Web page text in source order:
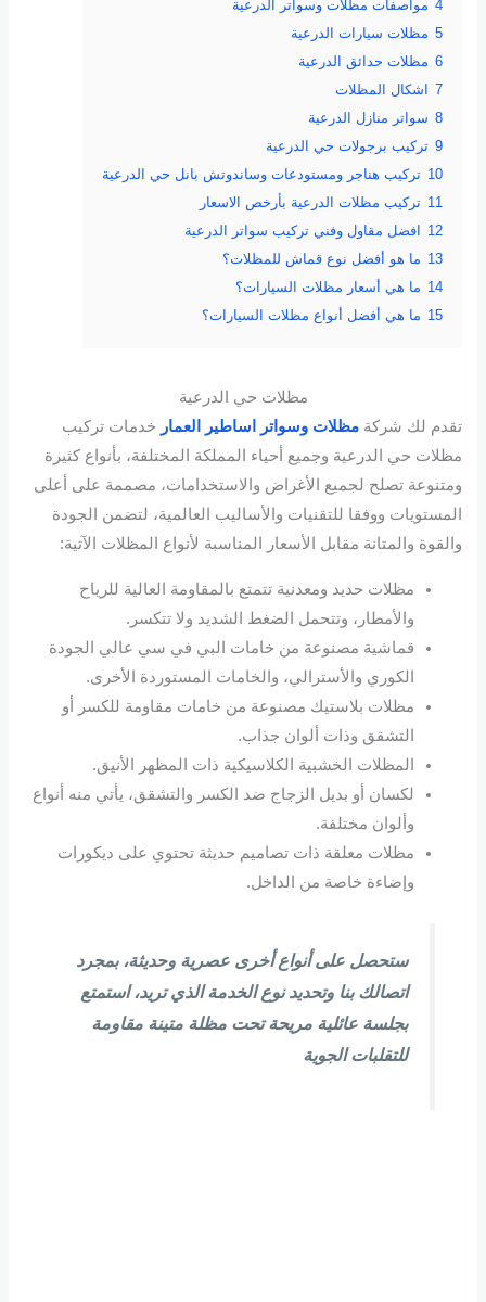
4 مواصفات مظلات وسواتر الدرعية
5 مظلات سيارات الدرعية
6 مظلات حدائق الدرعية
7
اشكال المظلات
8 سواتر منازل الدرعية
9 تركيب برجولات حي الدرعية
10 تركيب هناجر ومستودعات وساندوتش بانل حي الدرعية
11 تركيب مظلات الدرعية بأرخص الاسعار
12
افضل مقاول وفني تركيب سواتر الدرعية
13 ما هو أفضل نوع قماش للمظلات؟
14 ما هي أسعار مظلات السيارات؟
15 ما هي أفضل أنواع مظلات السيارات؟
مظلات حي الدرعية
تقدم لك شركةمظلات وسواتر اساطير العمار خدمات تركيب
مظلات حي الدرعية وجميع أحياء المملكة المختلفة، بأنواع كثيرة
ومتنوعة تصلح لجميع الأغراض والاستخدامات، مصممة على أعلى
المستويات ووفقا للتقنيات والأساليب العالمية، لتضمن الجودة
والقوة والمتانة مقابل الأسعار المناسبة لأنواع المظلات الآتية:
مظلات حديد ومعدنية تتمتع بالمقاومة العالية للرياح
والأمطار، وتتحمل الضغط الشديد ولا تتكسر.
قماشية مصنوعة من خامات البي في سي عالي الجودة
الكوري والأسترالي، والخامات المستوردة الأخرى.
مظلات بلاستيك مصنوعة من خامات مقاومة للكسر أو
التشقق وذات ألوان جذاب.
المظلات الخشبية الكلاسيكية ذات المظهر الأنيق.
لكسان أو بديل الزجاج ضد الكسر والتشقق، يأتي منه أنواع
وألوان مختلفة.
مظلات معلقة ذات تصاميم حديثة تحتوي على ديكورات
وإضاءة خاصة من الداخل.
ستحصل على أنواع أخرى عصرية وحديثة، بمجرد
اتصالك بنا وتحديد نوع الخدمة الذي تريد، استمتع
بجلسة عائلية مريحة تحت مظلة متينة مقاومة
للتقلبات الجوية